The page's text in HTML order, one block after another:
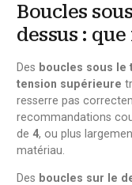
Boucles
dessus :
Des boucles sous le
tension supérieure
resserre pas
recommandations
de4, ou plus
matériau.
Des boucles sur le